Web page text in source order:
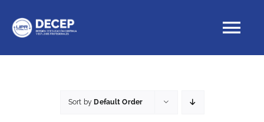
content
Sort by Default Order